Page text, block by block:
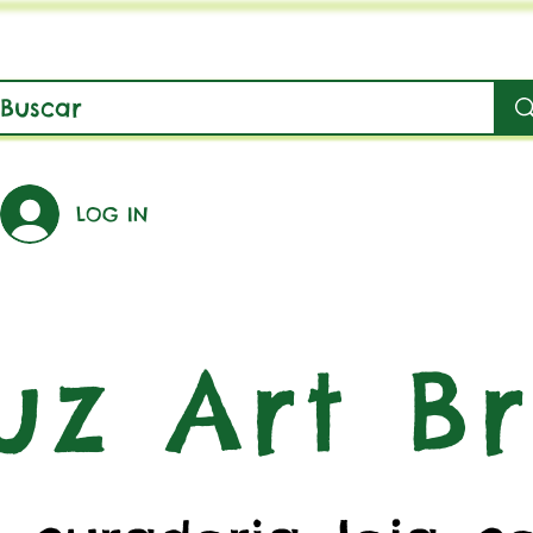
LOG IN
Art